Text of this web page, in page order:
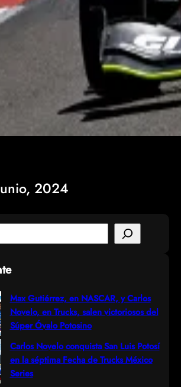
2024
Max Gutiérrez, en NASCAR, y Carlos
Novelo, en Trucks, salen victoriosos del
Súper Óvalo Potosino
Carlos Novelo conquista San Luis Potosí
en la séptima Fecha de Trucks México
Series